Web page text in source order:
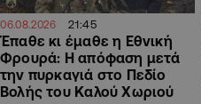
06.08.2026 21:45
Έπαθε κι έμαθε η Εθνική
Φρουρά: Η απόφαση μετά
την πυρκαγιά στο Πεδίο
Βολής του Καλού Χωριού